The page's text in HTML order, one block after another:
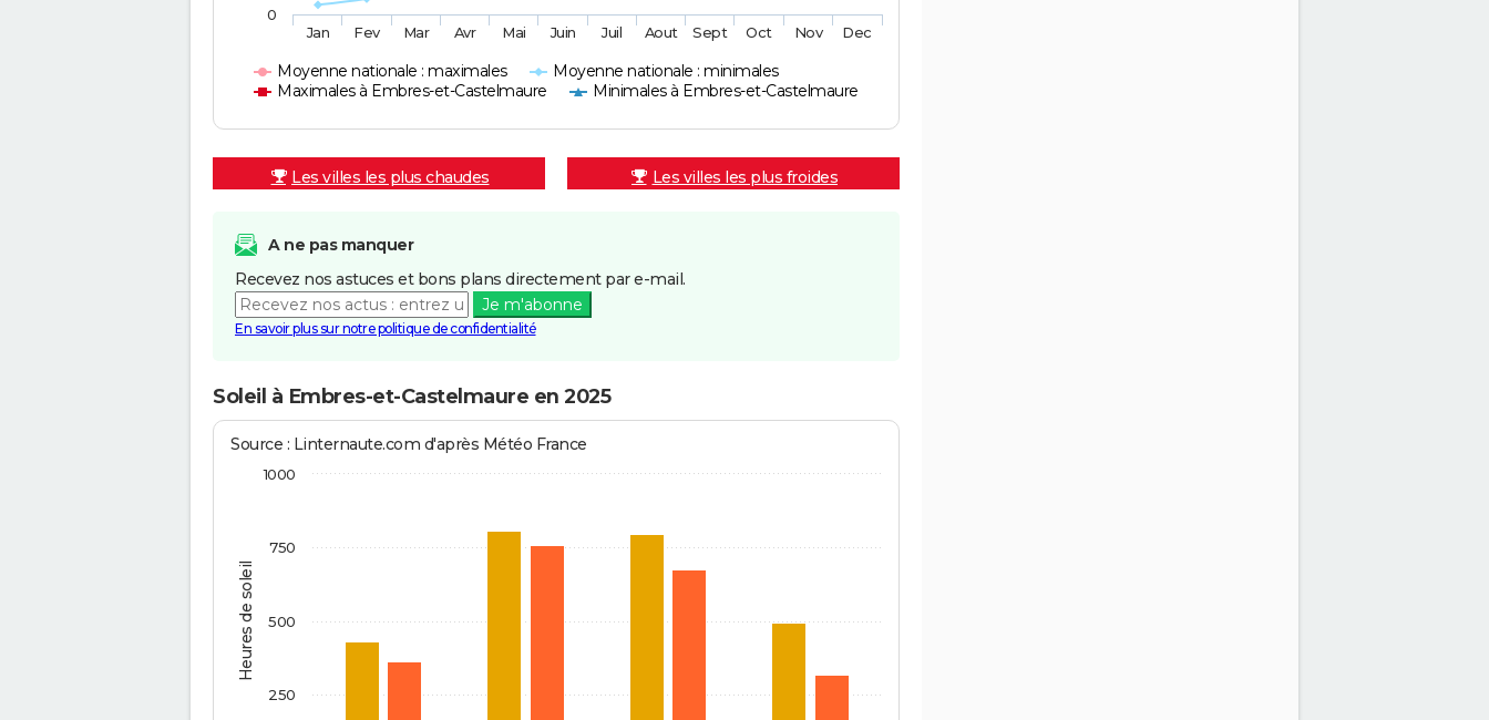
Moyenne nationale : maximales
Moyenne nationale : minimales
Maximales à Embres-et-Castelmaure
Minimales à Embres-et-Castelmaure
Jan Fev Mar Avr Mai Juin Juil Aout Sept Oct Nov Dec
0
Les villes les plus chaudes Les villes les plus froides
A ne pas manquer
Recevez nos astuces et bons plans directement par e-mail.
Je m'abonne
En savoir plus sur notre politique de confidentialité
Soleil à Embres-et-Castelmaure en 2025
Heures de soleil
Source : Linternaute.com d'après Météo France
250
500
750
1000